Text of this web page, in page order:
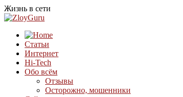
Жизнь в сети
Статьи
Интернет
Hi-Tech
Обо всём
Отзывы
Осторожно, мошенники